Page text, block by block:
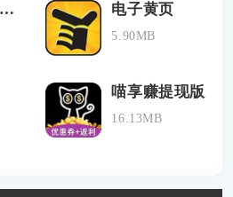
抖上音主题壁纸 电子黄页
5.90MB
喵享赚提现版
16.13MB